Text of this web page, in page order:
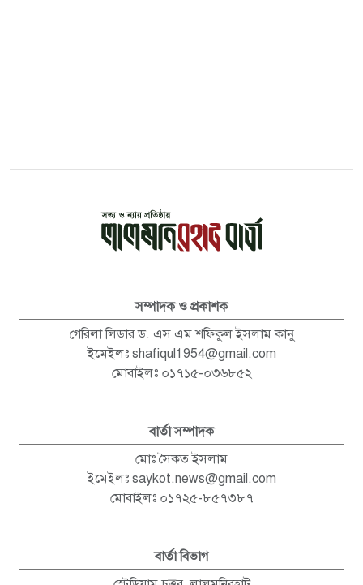
সম্পাদক ও প্রকাশক
গেরিলা লিডার ড. এস এম শফিকুল ইসলাম কানু
ইমেইলঃ shafiqul1954@gmail.com
মোবাইলঃ ০১৭১৫-০৩৬৮৫২
বার্তা সম্পাদক
মোঃ সৈকত ইসলাম
ইমেইলঃ saykot.news@gmail.com
মোবাইলঃ ০১৭২৫-৮৫৭৩৮৭
বার্তা বিভাগ